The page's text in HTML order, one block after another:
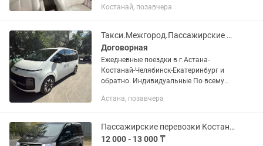
— Астана, Костанай — Караганда, по
Костанай, позавчера
Такси.Межгород.Пассажирские перевозки.Перевозка лежачих. Трансферы
Договорная
Ежедневные поездки в г.Астана-
Костанай-Челябинск-Екатеринбург и
обратно. Индивидуальные По всему
Екатеринбург Москва Сосновый Бор.
Астана, позавчера
Пассажирские перевозки Костанай Челябинск
12 000 - 13 000 ₸